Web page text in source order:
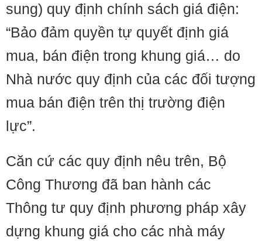
sung) quy định chính sách giá điện:
“Bảo đảm quyền tự quyết định giá
mua, bán điện trong khung giá… do
Nhà nước quy định của các đối tượng
mua bán điện trên thị trường điện
lực”.
Căn cứ các quy định nêu trên, Bộ
Công Thương đã ban hành các
Thông tư quy định phương pháp xây
dựng khung giá cho các nhà máy